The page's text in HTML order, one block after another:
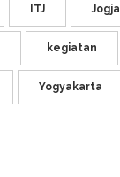
ITJ Jogja
kegiatan
Yogyakarta